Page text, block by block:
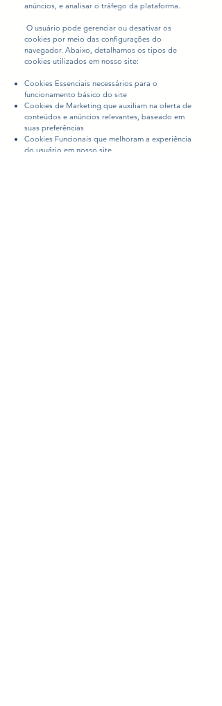
anúncios, e analisar o tráfego da plataforma.
O usuário pode gerenciar ou desativar os
cookies por meio das configurações do
navegador. Abaixo, detalhamos os tipos de
cookies utilizados em nosso site:
Cookies Essenciais necessários para o
funcionamento básico do site
Cookies de Marketing que auxiliam na oferta de
conteúdos e anúncios relevantes, baseado em
suas preferências
Cookies Funcionais que melhoram a experiência
do usuário em nosso site